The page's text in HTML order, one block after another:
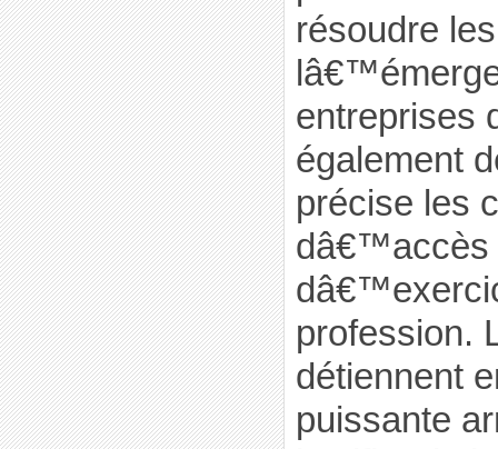
résoudre
entreprises
également
précise les
dâ€™accès
profession.
détiennent
puissante